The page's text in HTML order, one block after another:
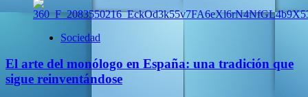
Sociedad
El arte del monólogo en España: una tradición que
sigue reinventándose